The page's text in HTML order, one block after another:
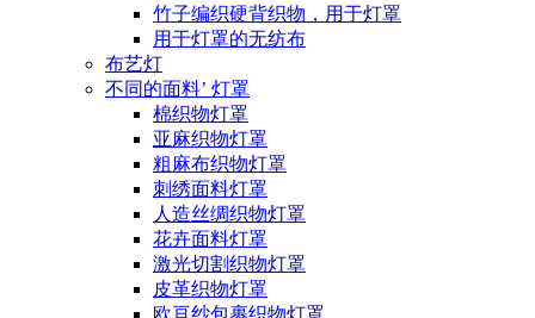
竹子编织硬背织物，用于灯罩
用于灯罩的无纺布
布艺灯
不同的面料’ 灯罩
棉织物灯罩
亚麻织物灯罩
粗麻布织物灯罩
刺绣面料灯罩
人造丝绸织物灯罩
花卉面料灯罩
激光切割织物灯罩
皮革织物灯罩
欧亘纱包裹织物灯罩